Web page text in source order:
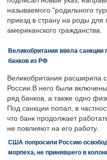
называемого "родильного
приезд в страну на роды для
американского гражданства.
Великобритания ввела санкции
банков из РФ
Великобритания расширила
России.В него были
ряд банков, а также одно
Под санкции попал, в
что банк продолжает
не повлияют на его работу.
США попросили Россию
морпеха, не принявшего в